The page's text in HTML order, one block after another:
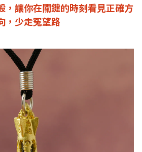
，讓你在關鍵的時刻看見正確方
，少走冤望路